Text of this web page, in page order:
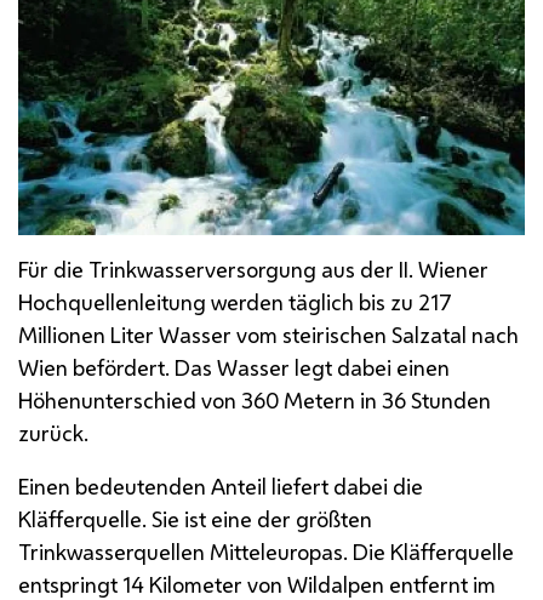
Für die Trinkwasserversorgung aus der II. Wiener
Hochquellenleitung werden täglich bis zu 217
Millionen Liter Wasser vom steirischen Salzatal nach
Wien befördert. Das Wasser legt dabei einen
Höhenunterschied von 360 Metern in 36 Stunden
zurück.
Einen bedeutenden Anteil liefert dabei die
Kläfferquelle. Sie ist eine der größten
Trinkwasserquellen Mitteleuropas. Die Kläfferquelle
entspringt 14 Kilometer von Wildalpen entfernt im